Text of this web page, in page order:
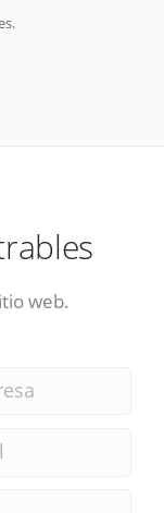
web.